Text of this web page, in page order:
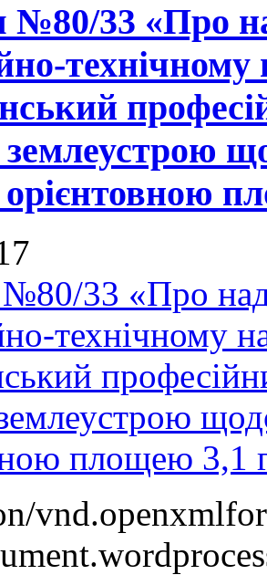
№80/33 «Про
33 «Про
технічному
площею 3,1